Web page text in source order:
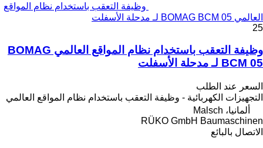
وظيفة التعقب باستخدام نظام المواقع
العالمي BOMAG BCM 05 لـ مدحلة الأسفلت
25
وظيفة التعقب باستخدام نظام المواقع العالمي BOMAG
BCM 05 لـ مدحلة الأسفلت
السعر عند الطلب
التجهيزات الكهربائية - وظيفة التعقب باستخدام نظام المواقع العالمي
ألمانيا، Malsch
RÜKO GmbH Baumaschinen
الاتصال بالبائع